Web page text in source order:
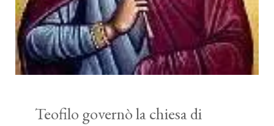
Teofilo governò la chiesa di